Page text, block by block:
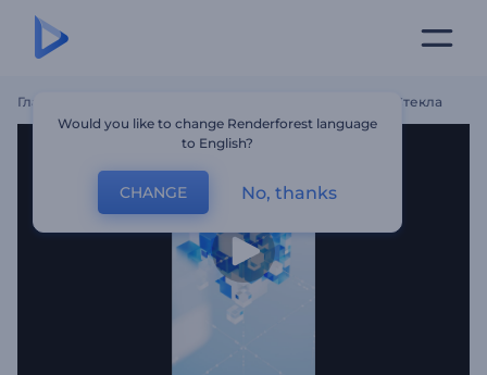
Главная Заставка: Технологичные Кубы Из Стекла
Would you like to change Renderforest language
to English?
CHANGE No, thanks